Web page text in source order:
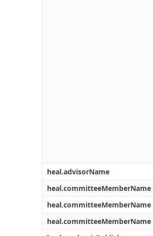
heal.advisorName
heal.committeeMemberName
heal.committeeMemberName
heal.committeeMemberName